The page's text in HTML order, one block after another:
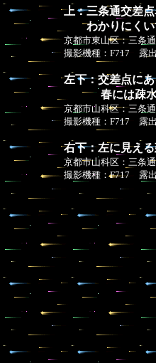
上：三条通交差
わかりにくい
京都市東山区：三条
撮影機種：F717 露
左下：交差点に
春には疎水イ
京都市山科区：三条
撮影機種：F717 露
右下：左に見え
京都市山科区：三条
撮影機種：F717 露